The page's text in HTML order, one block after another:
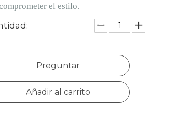
el estilo.
Preguntar
Añadir al carrito